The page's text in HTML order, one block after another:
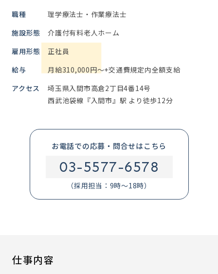
職種
理学療法士・作業療法士
施設形態
介護付有料老人ホーム
雇用形態
正社員
給与
月給310,000円～+交通費規定内全額支給
アクセス
埼玉県入間市高倉2丁目4番14号
西武池袋線『入間市』駅 より徒歩12分
お電話での応募・問合せはこちら
03-5577-6578
（採用担当：9時～18時）
仕事内容